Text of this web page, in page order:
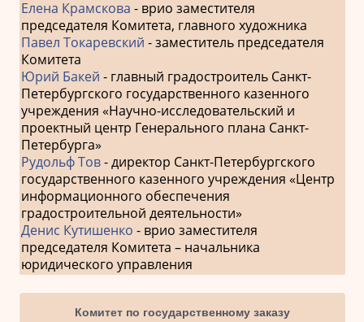
Елена Крамскова - врио заместителя
председателя Комитета, главного художника
Павел Токаревский - заместитель председателя
Комитета
Юрий Бакей - главный градостроитель Санкт-
Петербургского государственного казенного
учреждения «Научно-исследовательский и
проектный центр Генерального плана Санкт-
Петербурга»
Рудольф Тов- директор Санкт-Петербургского
государственного казенного учреждения «Центр
информационного обеспечения
градостроительной деятельности»
Денис Кутишенко - врио заместителя
председателя Комитета – начальника
юридического управления
Комитет по государственному заказу